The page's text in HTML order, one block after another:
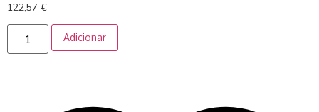
122,57 €
Adicionar